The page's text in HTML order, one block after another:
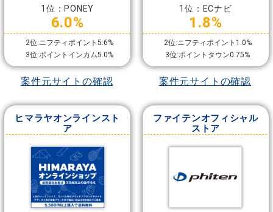
1位：PONEY
6.0%
2位:ニフティポイント5.6%
3位:ポイントインカム5.0%
案件元サイトの確認
1位：ECナビ
1.8%
2位:ニフティポイント1.0%
3位:ポイントタウン0.75%
案件元サイトの確認
ヒマラヤオンラインスト
ア
ファイテンオフィシャル
ストア